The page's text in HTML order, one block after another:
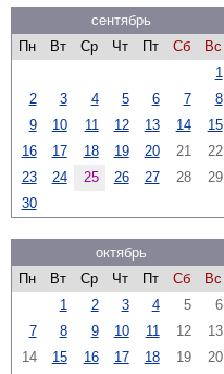
сентябрь
Пн
Вт Ср Чт Пт Сб
Вс
1
2
3 4 5 6 7
8
9
10 11 12 13 14
15
16
17 18 19 20 21
22
23
24 25 26 27 28
29
30
октябрь
Пн
Вт Ср Чт Пт Сб
Вс
1
2 3 4 5
6
7
8 9 10 11 12
13
14
15 16 17 18 19
20